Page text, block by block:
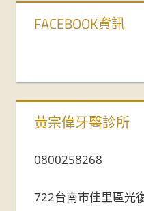
FACEBOOK資訊
黃宗偉牙醫診所
0800258268
722台南市佳里區光